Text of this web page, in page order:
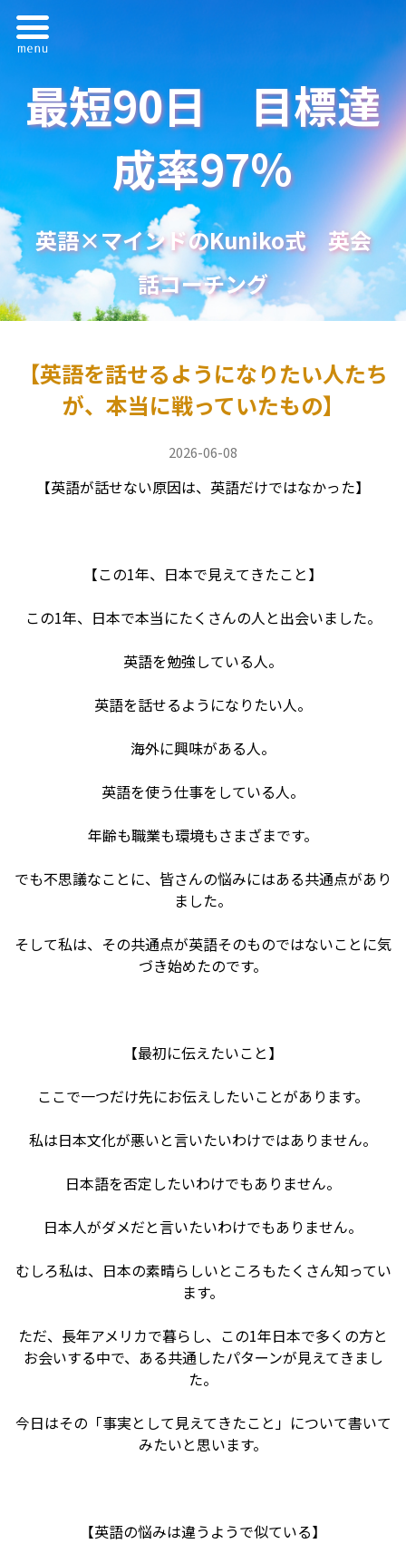
Menu
最短90日 目標達
成率97％
英語×マインドのKuniko式 英会
話コーチング
【英語を話せるようになりたい人たち
が、本当に戦っていたもの】
2026-06-08
【英語が話せない原因は、英語だけではなかった】
【この1年、日本で見えてきたこと】
この1年、日本で本当にたくさんの人と出会いました。
英語を勉強している人。
英語を話せるようになりたい人。
海外に興味がある人。
英語を使う仕事をしている人。
年齢も職業も環境もさまざまです。
でも不思議なことに、皆さんの悩みにはある共通点があり
ました。
そして私は、その共通点が英語そのものではないことに気
づき始めたのです。
【最初に伝えたいこと】
ここで一つだけ先にお伝えしたいことがあります。
私は日本文化が悪いと言いたいわけではありません。
日本語を否定したいわけでもありません。
日本人がダメだと言いたいわけでもありません。
むしろ私は、日本の素晴らしいところもたくさん知ってい
ます。
ただ、長年アメリカで暮らし、この1年日本で多くの方と
お会いする中で、ある共通したパターンが見えてきまし
た。
今日はその「事実として見えてきたこと」について書いて
みたいと思います。
【英語の悩みは違うようで似ている】